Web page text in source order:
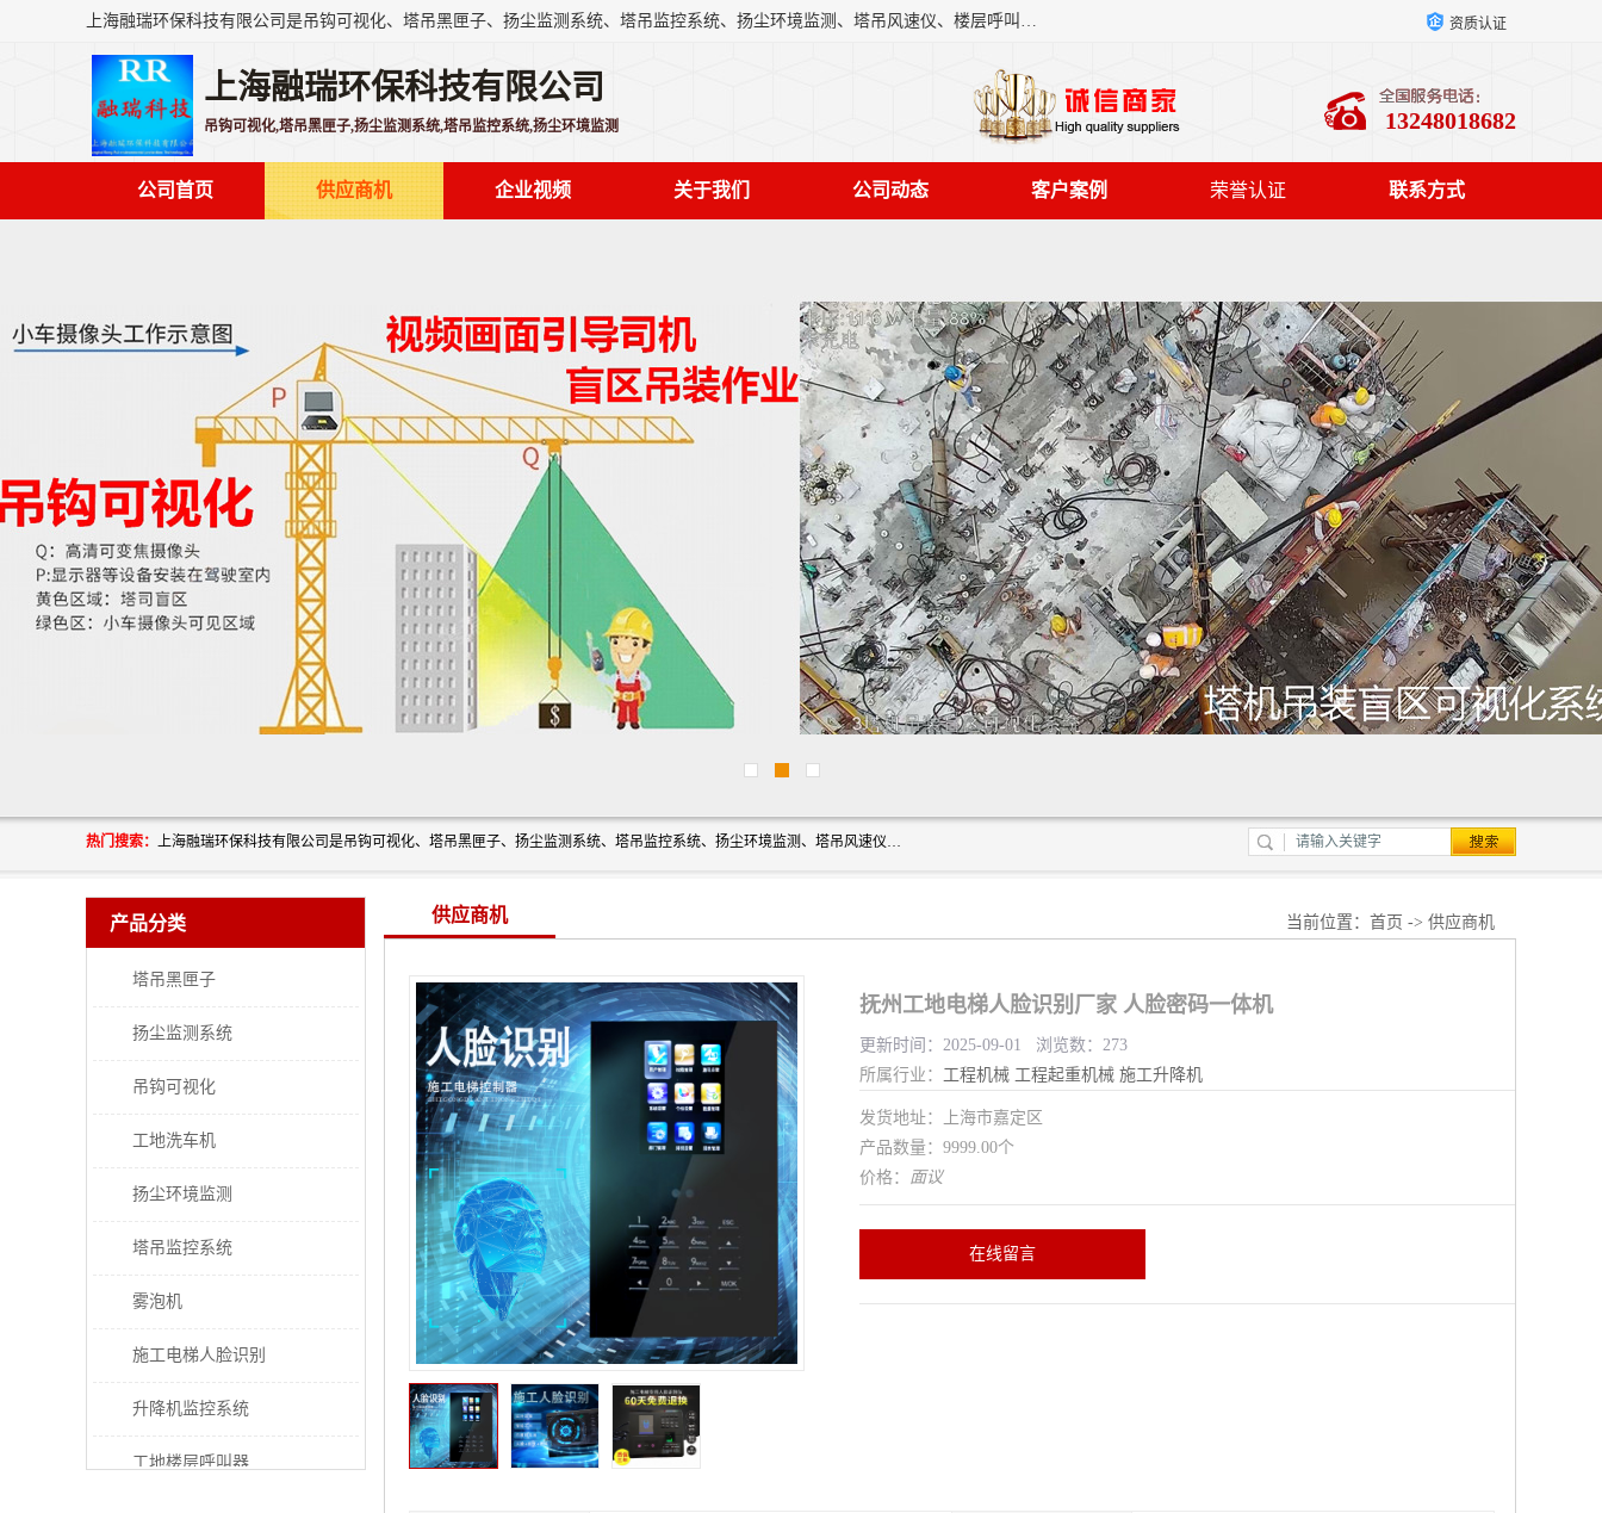
上海融瑞环保科技有限公司是吊钩可视化、塔吊黑匣子、扬尘监测系统、塔吊监控系统、扬尘环境监测、塔吊风速仪、楼层呼叫器、主令控制器、人脸识别、风速仪等一系列环保设备的研发生产销售为一体的专业化公司。 资质认证
上海融瑞环保科技有限公司
吊钩可视化,塔吊黑匣子,扬尘监测系统,塔吊监控系统,扬尘环境监测 13248018682
公司首页 供应商机 企业视频 关于我们 公司动态 客户案例 荣誉认证 联系方式
热门搜索： 上海融瑞环保科技有限公司是吊钩可视化、塔吊黑匣子、扬尘监测系统、塔吊监控系统、扬尘环境监测、塔吊风速仪、楼层呼叫器、主令控制器、人脸识别、风速仪等一系列环保设备的研发生产销售为一体的专业化公司。
产品分类
塔吊黑匣子
扬尘监测系统
吊钩可视化
工地洗车机
扬尘环境监测
塔吊监控系统
雾泡机
施工电梯人脸识别
升降机监控系统
工地楼层呼叫器
供应商机 当前位置： 首页 -> 供应商机
抚州工地电梯人脸识别厂家 人脸密码一体机
更新时间：2025-09-01 浏览数：273
所属行业： 工程机械 工程起重机械 施工升降机
发货地址：上海市嘉定区
产品数量：9999.00个
价格： 面议
在线留言